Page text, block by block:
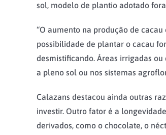
sol, modelo de plantio adotado
“O aumento na produção de
possibilidade de plantar o cacau
desmistificando. Áreas irrigadas
a pleno sol ou nos sistemas
Calazans destacou ainda outras
investir. Outro fator é a
derivados, como o chocolate, o